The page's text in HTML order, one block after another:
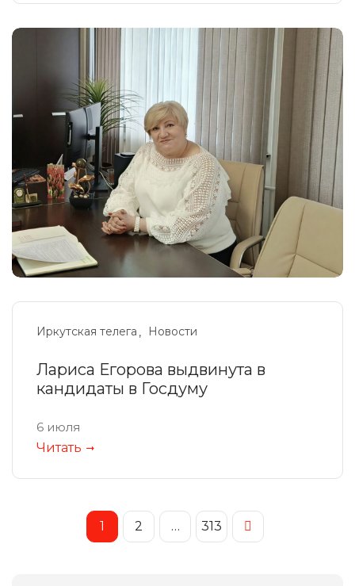
Иркутская телега Новости
Лариса Егорова выдвинута в
кандидаты в Госдуму
6 июля
Читать
1 2 … 313